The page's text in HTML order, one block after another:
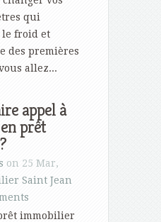
qui
le froid et
des premières
allez...
appel à
prêt
on 25 Mar,
Saint Jean
immobilier